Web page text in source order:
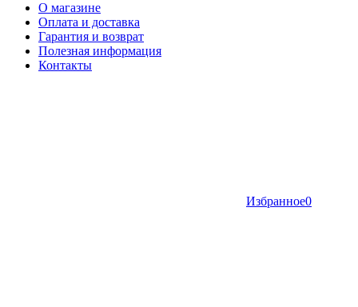
О магазине
Оплата и доставка
Гарантия и возврат
Полезная информация
Контакты
Избранное0